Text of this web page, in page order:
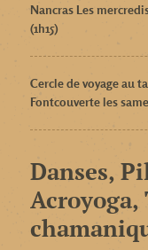
Nancras Les
(1h15)
Cercle de voyage au
Fontcouverte les
Danses,
Acroyoga,